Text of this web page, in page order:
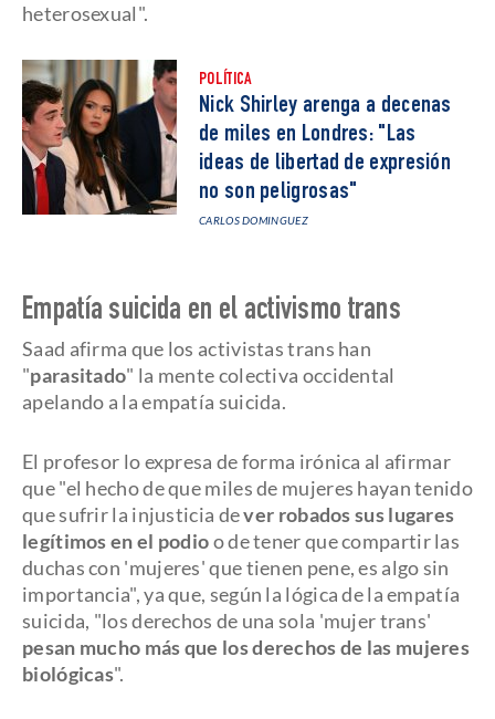
heterosexual".
POLÍTICA
Nick Shirley arenga a decenas
de miles en Londres: "Las
ideas de libertad de expresión
no son peligrosas"
CARLOS DOMINGUEZ
Empatía suicida en el activismo trans
Saad afirma que los activistas trans han
"parasitado" la mente colectiva occidental
apelando a la empatía suicida.
El profesor lo expresa de forma irónica al afirmar
que "el hecho de que miles de mujeres hayan tenido
que sufrir la injusticia dever robados sus lugares
legítimos en el podioo de tener que compartir las
duchas con 'mujeres' que tienen pene, es algo sin
importancia", ya que, según la lógica de la empatía
suicida, "los derechos de una sola 'mujer trans'
pesan mucho más que los derechos de las mujeres
biológicas".